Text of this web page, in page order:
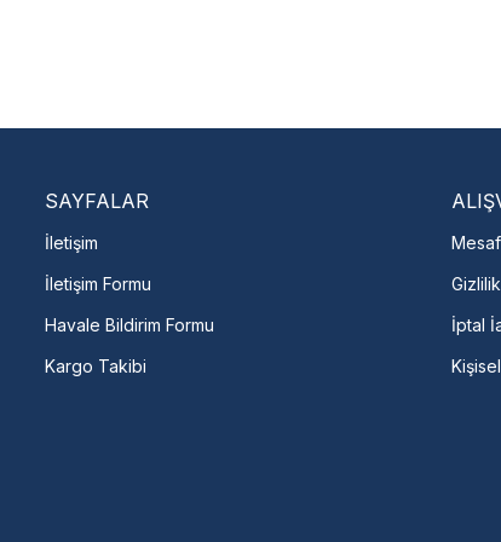
SAYFALAR
İletişim
İletişim Formu
Havale Bildirim Formu
Kargo Takibi
İptal